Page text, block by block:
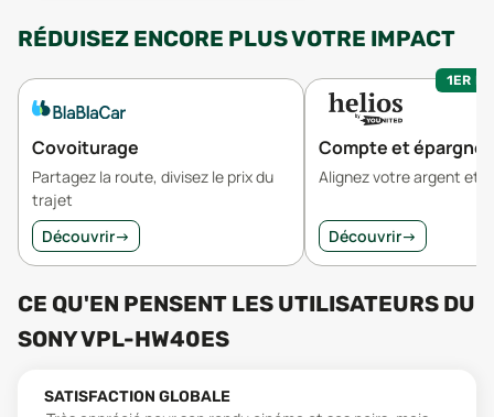
RÉDUISEZ ENCORE PLUS VOTRE IMPACT
Covoiturage
Partagez la route, divisez le prix du
trajet
Découvrir→
1ER
Compte et épargne
Alignez votre argent et
Découvrir→
CE QU'EN PENSENT LES UTILISATEURS DU
SONY VPL-HW40ES
SATISFACTION GLOBALE